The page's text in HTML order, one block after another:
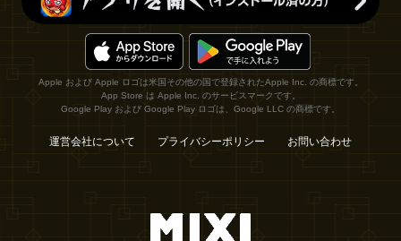
Apple および Apple ロゴは米国その他の国で登録されたApple Inc. の商標です。
App Store は Apple Inc. のサービスマークです。
Google Play および Google Play ロゴは、Google LLC の商標です。
運営会社について プライバシーポリシー お問い合わせ